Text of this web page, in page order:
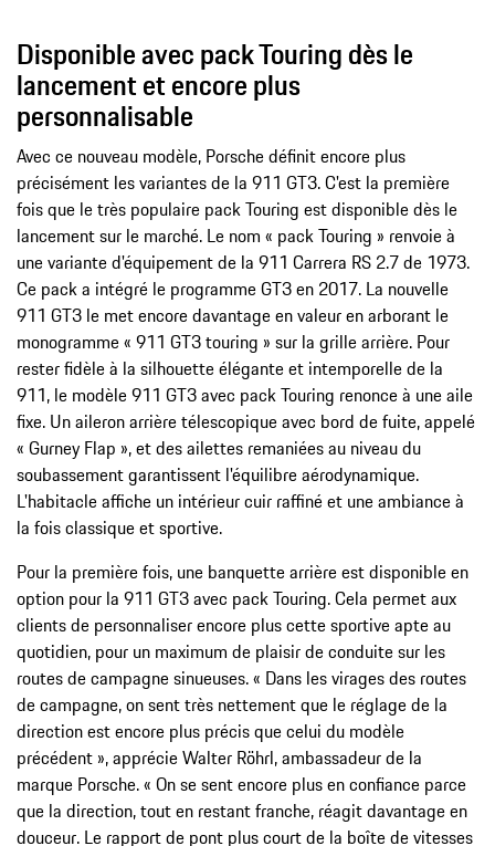
Disponible avec pack Touring dès le
lancement et encore plus
personnalisable
Avec ce nouveau modèle, Porsche définit encore plus
précisément les variantes de la 911 GT3. C'est la première
fois que le très populaire pack Touring est disponible dès le
lancement sur le marché. Le nom « pack Touring » renvoie à
une variante d'équipement de la 911 Carrera RS 2.7 de 1973.
Ce pack a intégré le programme GT3 en 2017. La nouvelle
911 GT3 le met encore davantage en valeur en arborant le
monogramme « 911 GT3 touring » sur la grille arrière. Pour
rester fidèle à la silhouette élégante et intemporelle de la
911, le modèle 911 GT3 avec pack Touring renonce à une aile
fixe. Un aileron arrière télescopique avec bord de fuite, appelé
« Gurney Flap », et des ailettes remaniées au niveau du
soubassement garantissent l'équilibre aérodynamique.
L'habitacle affiche un intérieur cuir raffiné et une ambiance à
la fois classique et sportive.
Pour la première fois, une banquette arrière est disponible en
option pour la 911 GT3 avec pack Touring. Cela permet aux
clients de personnaliser encore plus cette sportive apte au
quotidien, pour un maximum de plaisir de conduite sur les
routes de campagne sinueuses. « Dans les virages des routes
de campagne, on sent très nettement que le réglage de la
direction est encore plus précis que celui du modèle
précédent », apprécie Walter Röhrl, ambassadeur de la
marque Porsche. « On se sent encore plus en confiance parce
que la direction, tout en restant franche, réagit davantage en
douceur. Le rapport de pont plus court de la boîte de vitesses